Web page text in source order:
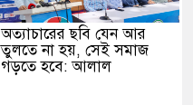
অত্যাচারের ছবি যেন আর
তুলতে না হয়, সেই সমাজ
গড়তে হবে: আলাল